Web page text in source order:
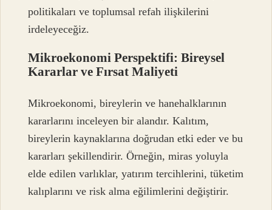
politikaları ve toplumsal refah ilişkilerini
irdeleyeceğiz.
Mikroekonomi Perspektifi: Bireysel
Kararlar ve Fırsat Maliyeti
Mikroekonomi, bireylerin ve hanehalklarının
kararlarını inceleyen bir alandır. Kalıtım,
bireylerin kaynaklarına doğrudan etki eder ve bu
kararları şekillendirir. Örneğin, miras yoluyla
elde edilen varlıklar, yatırım tercihlerini, tüketim
kalıplarını ve risk alma eğilimlerini değiştirir.